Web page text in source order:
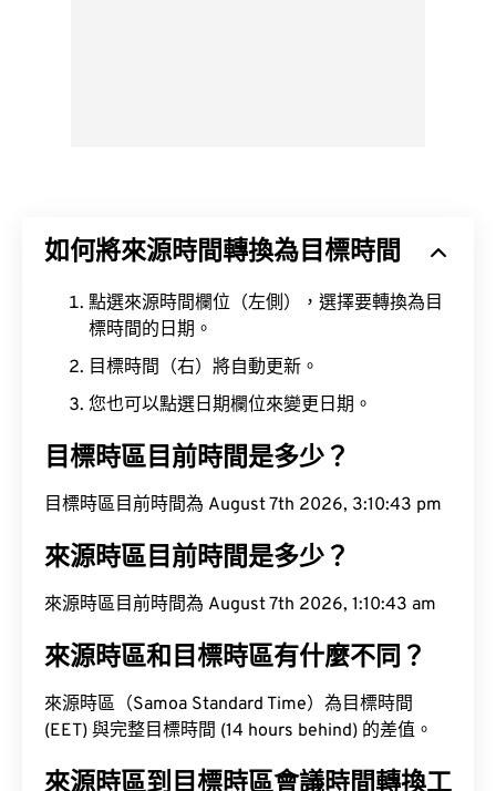
如何將來源時間轉換為目標時間
點選來源時間欄位（左側），選擇要轉換為目
標時間的日期。
目標時間（右）將自動更新。
您也可以點選日期欄位來變更日期。
目標時區目前時間是多少？
目標時區目前時間為 August 7th 2026, 3:10:44 pm
來源時區目前時間是多少？
來源時區目前時間為 August 7th 2026, 1:10:44 am
來源時區和目標時區有什麼不同？
來源時區（Samoa Standard Time）為目標時間
(EET) 與完整目標時間 (14 hours behind) 的差值。